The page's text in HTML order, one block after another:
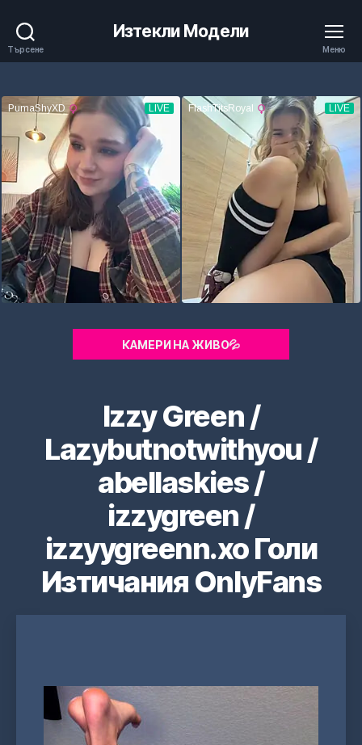
Търсене
Изтекли Модели
Меню
КАМЕРИ НА ЖИВО💦
Izzy Green /
Lazybutnotwithyou /
abellaskies /
izzygreen /
izzyygreenn.xo Голи
Изтичания OnlyFans